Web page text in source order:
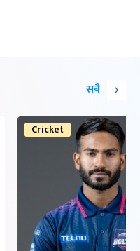
सबै
Cricket